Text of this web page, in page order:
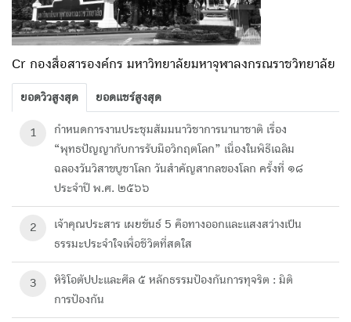
Cr กองสื่อสารองค์กร มหาวิทยาลัยมหาจุฬาลงกรณราชวิทยาลัย
ยอดวิวสูงสุด ยอดแชร์สูงสุด
1
กำหนดการงานประชุมสัมมนาวิชาการนานาชาติ เรื่อง
“พุทธปัญญากับการรับมือวิกฤตโลก” เนื่องในพิธีเฉลิม
ฉลองวันวิสาขบูชาโลก วันสำคัญสากลของโลก ครั้งที่ ๑๘
ประจำปี พ.ศ. ๒๕๖๖
2
เจ้าคุณประสาร เผยขันธ์ 5 คือทางออกและแสงสว่างเป็น
ธรรมะประจำใจเพื่อชีวิตที่สดใส
3
หิริโอตัปปะและศีล ๕ หลักธรรมป้องกันการทุจริต : มิติ
การป้องกัน